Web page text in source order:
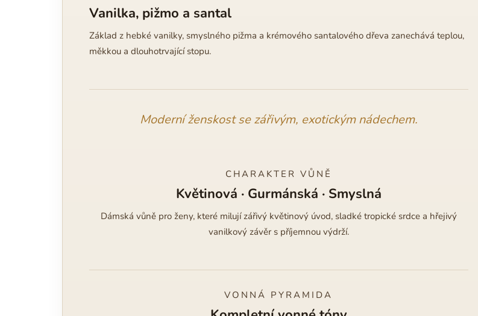
Vanilka, pižmo a santal
Základ z hebké vanilky, smyslného pižma a krémového santalového dřeva zanechává teplou,
měkkou a dlouhotrvající stopu.
Moderní ženskost se zářivým, exotickým nádechem.
CHARAKTER VŮNĚ
Květinová · Gurmánská · Smyslná
Dámská vůně pro ženy, které milují zářivý květinový úvod, sladké tropické srdce a hřejivý
vanilkový závěr s příjemnou výdrží.
VONNÁ PYRAMIDA